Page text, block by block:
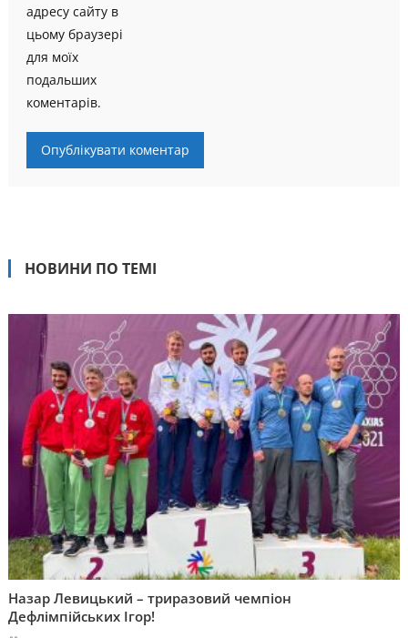
адресу сайту в
цьому браузері
для моїх
подальших
коментарів.
НОВИНИ ПО ТЕМІ
Назар Левицький – триразовий чемпіон
Дефлімпійських Ігор!